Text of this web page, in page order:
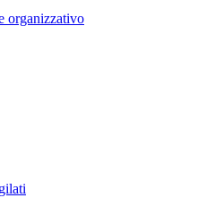
organizzativo